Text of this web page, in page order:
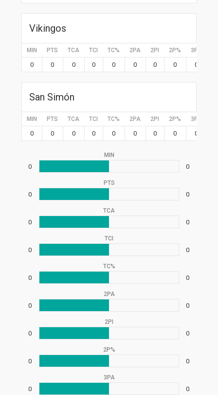
Vikingos
MIN PTS TCA TCI TC% 2PA 2PI 2P% 3PA
0 0 0 0 0 0 0 0 0
San Simón
MIN PTS TCA TCI TC% 2PA 2PI 2P% 3PA
0 0 0 0 0 0 0 0 0
MIN
0 0
PTS
0 0
TCA
0 0
TCI
0 0
TC%
0 0
2PA
0 0
2PI
0 0
2P%
0 0
3PA
0 0